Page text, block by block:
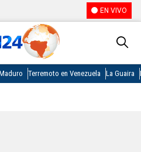
EN VIVO
Terremoto en Venezuela La Guaira